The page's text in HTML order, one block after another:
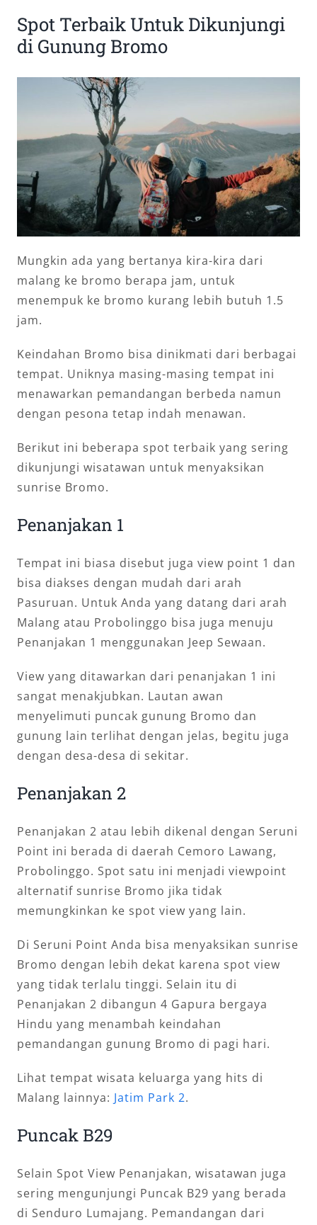
Spot Terbaik Untuk Dikunjungi
di Gunung Bromo
Mungkin ada yang bertanya kira-kira dari
malang ke bromo berapa jam, untuk
menempuk ke bromo kurang lebih butuh 1.5
jam.
Keindahan Bromo bisa dinikmati dari berbagai
tempat. Uniknya masing-masing tempat ini
menawarkan pemandangan berbeda namun
dengan pesona tetap indah menawan.
Berikut ini beberapa spot terbaik yang sering
dikunjungi wisatawan untuk menyaksikan
sunrise Bromo.
Penanjakan 1
Tempat ini biasa disebut juga view point 1 dan
bisa diakses dengan mudah dari arah
Pasuruan. Untuk Anda yang datang dari arah
Malang atau Probolinggo bisa juga menuju
Penanjakan 1 menggunakan Jeep Sewaan.
View yang ditawarkan dari penanjakan 1 ini
sangat menakjubkan. Lautan awan
menyelimuti puncak gunung Bromo dan
gunung lain terlihat dengan jelas, begitu juga
dengan desa-desa di sekitar.
Penanjakan 2
Penanjakan 2 atau lebih dikenal dengan Seruni
Point ini berada di daerah Cemoro Lawang,
Probolinggo. Spot satu ini menjadi viewpoint
alternatif sunrise Bromo jika tidak
memungkinkan ke spot view yang lain.
Di Seruni Point Anda bisa menyaksikan sunrise
Bromo dengan lebih dekat karena spot view
yang tidak terlalu tinggi. Selain itu di
Penanjakan 2 dibangun 4 Gapura bergaya
Hindu yang menambah keindahan
pemandangan gunung Bromo di pagi hari.
Lihat tempat wisata keluarga yang hits di
Malang lainnya: Jatim Park 2.
Puncak B29
Selain Spot View Penanjakan, wisatawan juga
sering mengunjungi Puncak B29 yang berada
di Senduro Lumajang. Pemandangan dari